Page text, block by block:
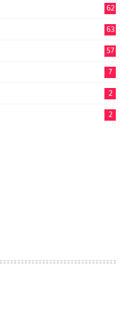
62
63
57
7
2
2